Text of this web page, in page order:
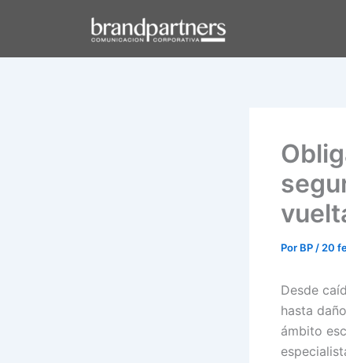
Por BP / 20
Desde
hasta
ámbito